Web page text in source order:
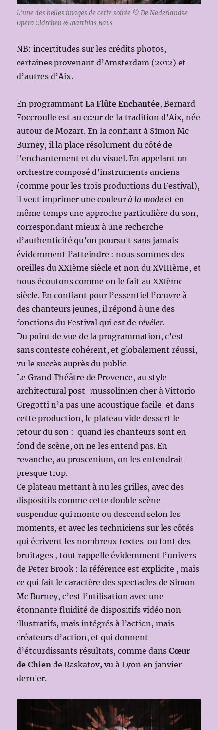
L’une des belles images de cette soirée © De Nederlandse
Opera Clärchen & Matthias Baus
NB: incertitudes sur les crédits photos,
certaines provenant d’Amsterdam (2012) et
d’autres d’Aix.
En programmantLa Flûte Enchantée, Bernard
Foccroulle est au cœur de la tradition d’Aix, née
autour de Mozart. En la confiant à Simon Mc
Burney, il la place résolument du côté de
l’enchantement et du visuel. En appelant un
orchestre composé d’instruments anciens
(comme pour les trois productions du Festival),
il veut imprimer une couleurà la mode et en
même temps une approche particulière du son,
correspondant mieux à une recherche
d’authenticité qu’on poursuit sans jamais
évidemment l’atteindre : nous sommes des
oreilles du XXIème siècle et non du XVIIIème, et
nous écoutons comme on le fait au XXIème
siècle. En confiant pour l’essentiel l’œuvre à
des chanteurs jeunes, il répond à une des
fonctions du Festival qui est de révéler.
Du point de vue de la programmation, c’est
sans conteste cohérent, et globalement réussi,
vu le succès auprès du public.
Le Grand Théâtre de Provence, au style
architectural post-mussolinien cher à Vittorio
Gregotti n’a pas une acoustique facile, et dans
cette production, le plateau vide dessert le
retour du son : quand les chanteurs sont en
fond de scène, on ne les entend pas. En
revanche, au proscenium, on les entendrait
presque trop.
Ce plateau mettant à nu les grilles, avec des
dispositifs comme cette double scène
suspendue qui monte ou descend selon les
moments, et avec les techniciens sur les côtés
qui écrivent les nombreux textes ou font des
bruitages , tout rappelle évidemment l’univers
de Peter Brook : la référence est explicite , mais
ce qui fait le caractère des spectacles de Simon
Mc Burney, c’est l’utilisation avec une
étonnante fluidité de dispositifs vidéo non
illustratifs, mais intégrés à l’action, mais
créateurs d’action, et qui donnent
d’étourdissants résultats, comme dansCœur
de Chiende Raskatov,vu à Lyon en janvier
dernier.